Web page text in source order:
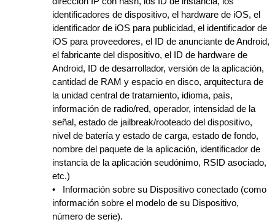
identificadores de dispositivo, el hardware de iOS, el
identificador de iOS para publicidad, el identificador de
iOS para proveedores, el ID de anunciante de Android,
el fabricante del dispositivo, el ID de hardware de
Android, ID de desarrollador, versión de la aplicación,
cantidad de RAM y espacio en disco, arquitectura de
la unidad central de tratamiento, idioma, país,
información de radio/red, operador, intensidad de la
señal, estado de jailbreak/rooteado del dispositivo,
nivel de batería y estado de carga, estado de fondo,
nombre del paquete de la aplicación, identificador de
instancia de la aplicación seudónimo, RSID asociado,
etc.)
• Información sobre su Dispositivo conectado (como
información sobre el modelo de su Dispositivo,
número de serie).